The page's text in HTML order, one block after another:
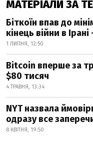
МАТЕРІАЛИ ЗА
Біткоїн впав до
кінець війни в
1 ЛИПНЯ, 12:50
Bitcoin вперше за
$80 тисяч
4 ТРАВНЯ, 13:34
NYT назвала
одразу все
8 КВІТНЯ, 19:50